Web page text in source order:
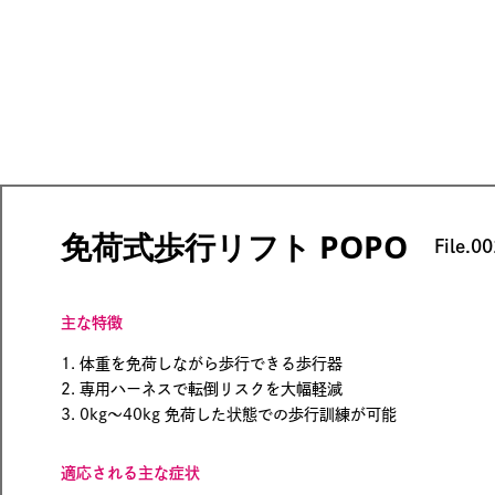
免荷式歩行リフト POPO
主な特徴
1. 体重を免荷しながら歩行できる歩行器
2. 専用ハーネスで転倒リスクを大幅軽減
3. 0kg〜40kg 免荷した状態での歩行訓練が可能
適応される主な症状